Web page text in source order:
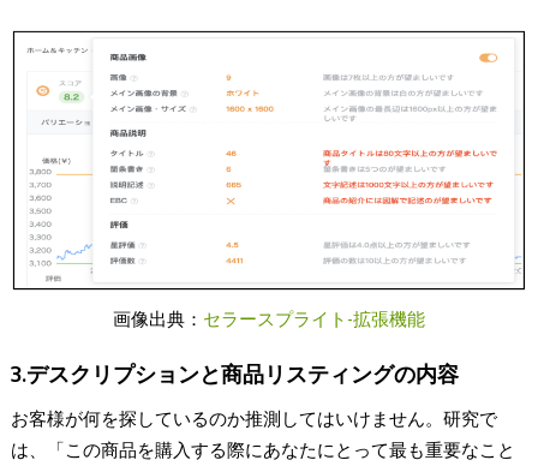
画像出典： セラースプライト-拡張機能
3.デスクリプションと商品リスティングの内容
お客様が何を探しているのか推測してはいけません。研究で
は、「この商品を購入する際にあなたにとって最も重要なこと